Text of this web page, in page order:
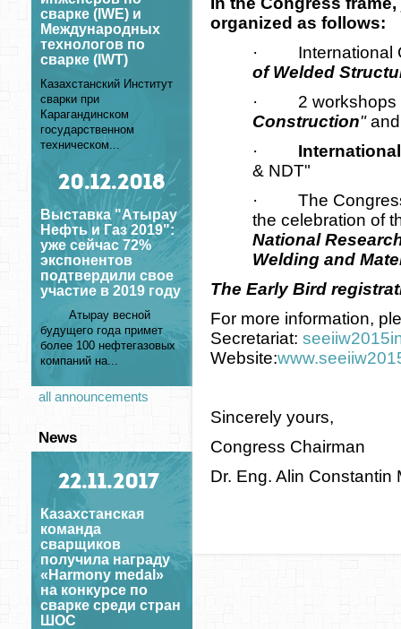
organized as follows:
· International
of Welded
· 2 workshops
Construction"
·
& NDT"
· The Congress
the celebration of
National
Welding and
The Early Bird
For more information,
Secretariat:
Website:
Sincerely yours,
Congress Chairman
Dr. Eng. Alin Constantin
сварке (IWE) и
Международных
технологов по
сварке (IWT)
Казахстанский Институт
сварки при
Карагандинском
государственном
техническом...
20.12.2018
Выставка "Атырау
Нефть и Газ 2019":
уже сейчас 72%
экспонентов
подтвердили свое
участие в 2019 году
Атырау весной
будущего года примет
более 100 нефтегазовых
компаний на...
all announcements
News
22.11.2017
Казахстанская
команда
сварщиков
получила награду
«Harmony medal»
на конкурсе по
сварке среди стран
ШОС